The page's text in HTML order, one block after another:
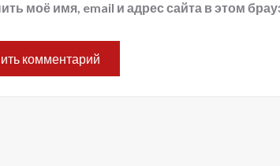
моё имя, email и адрес сайта в этом